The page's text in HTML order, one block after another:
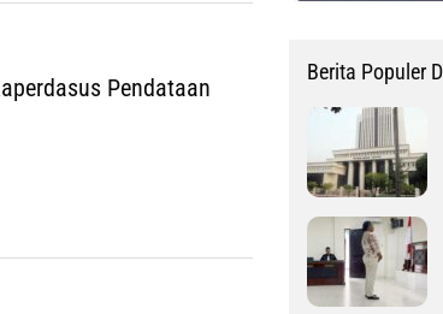
Pendataan
Berita Populer